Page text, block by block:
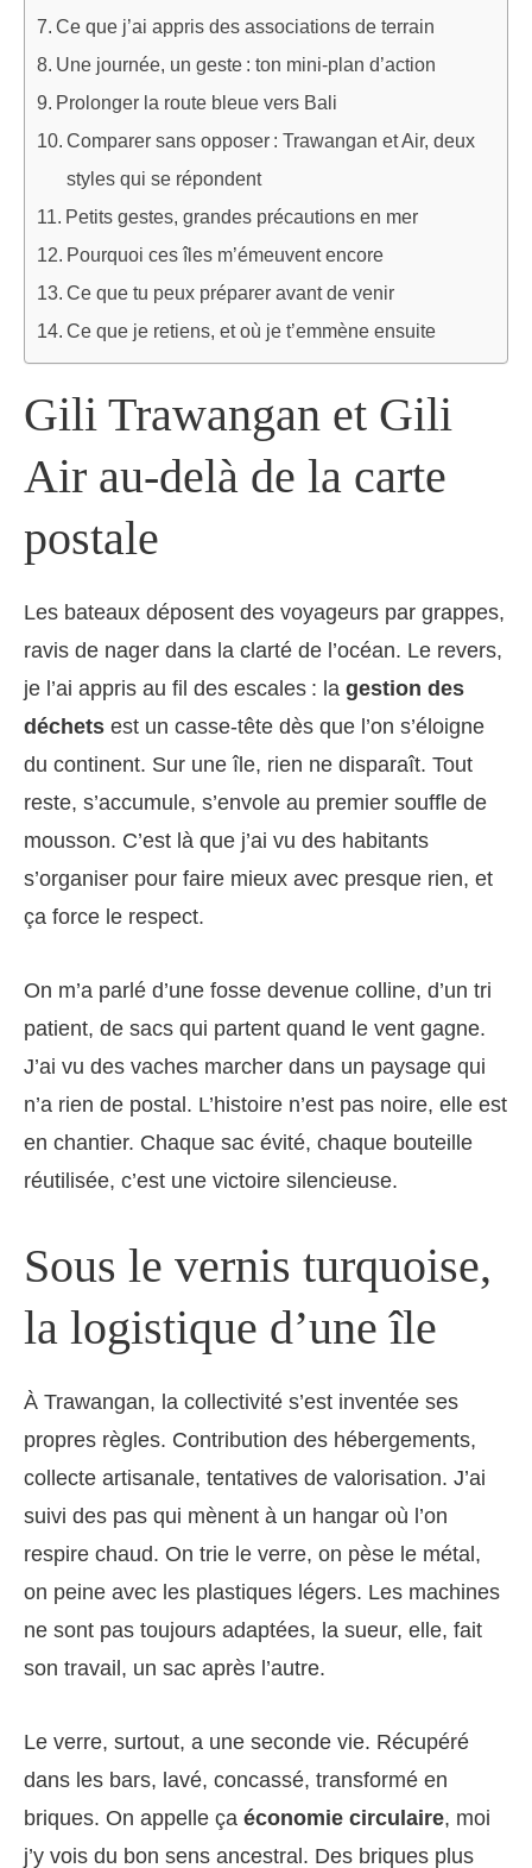
Ce que j’ai appris des associations de terrain
Une journée, un geste : ton mini-plan d’action
Prolonger la route bleue vers Bali
Comparer sans opposer : Trawangan et Air, deux
styles qui se répondent
Petits gestes, grandes précautions en mer
Pourquoi ces îles m’émeuvent encore
Ce que tu peux préparer avant de venir
Ce que je retiens, et où je t’emmène ensuite
Gili Trawangan et Gili
Air au-delà de la carte
postale
Les bateaux déposent des voyageurs par grappes,
ravis de nager dans la clarté de l’océan. Le revers,
je l’ai appris au fil des escales : la gestion des
déchets est un casse-tête dès que l’on s’éloigne
du continent. Sur une île, rien ne disparaît. Tout
reste, s’accumule, s’envole au premier souffle de
mousson. C’est là que j’ai vu des habitants
s’organiser pour faire mieux avec presque rien, et
ça force le respect.
On m’a parlé d’une fosse devenue colline, d’un tri
patient, de sacs qui partent quand le vent gagne.
J’ai vu des vaches marcher dans un paysage qui
n’a rien de postal. L’histoire n’est pas noire, elle est
en chantier. Chaque sac évité, chaque bouteille
réutilisée, c’est une victoire silencieuse.
Sous le vernis turquoise,
la logistique d’une île
À Trawangan, la collectivité s’est inventée ses
propres règles. Contribution des hébergements,
collecte artisanale, tentatives de valorisation. J’ai
suivi des pas qui mènent à un hangar où l’on
respire chaud. On trie le verre, on pèse le métal,
on peine avec les plastiques légers. Les machines
ne sont pas toujours adaptées, la sueur, elle, fait
son travail, un sac après l’autre.
Le verre, surtout, a une seconde vie. Récupéré
dans les bars, lavé, concassé, transformé en
briques. On appelle ça économie circulaire, moi
j’y vois du bon sens ancestral. Des briques plus